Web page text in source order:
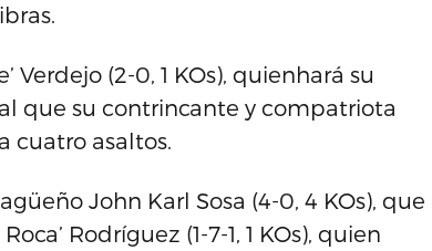
Verdejo (2-0, 1 KOs), quienhará su
que su contrincante y compatriota
cuatro asaltos.
John Karl Sosa (4-0, 4 KOs), que
Rodríguez (1-7-1, 1 KOs), quien